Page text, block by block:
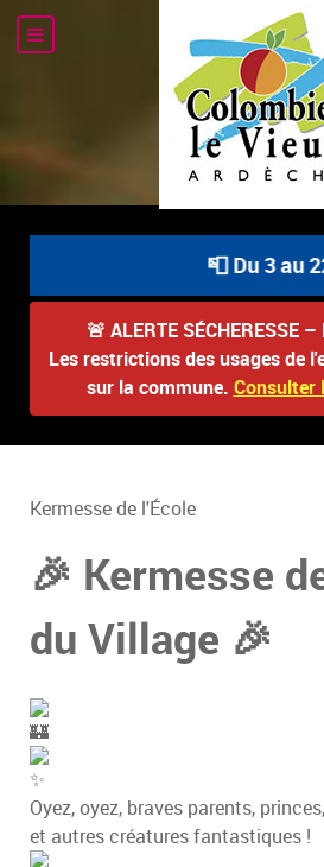
📮 Du 3 au
🚨 ALERTE SÉCHERESSE
Les restrictions des usages de
sur la commune. Consulter
Kermesse de l'École
🎉 Kermesse
du Village 🎉
Oyez, oyez, braves parents,
et autres créatures fantastiques !